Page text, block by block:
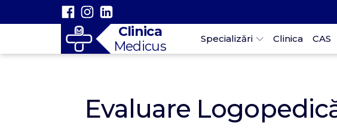
Clinica
Medicus
Specializări Clinica CAS
Evaluare